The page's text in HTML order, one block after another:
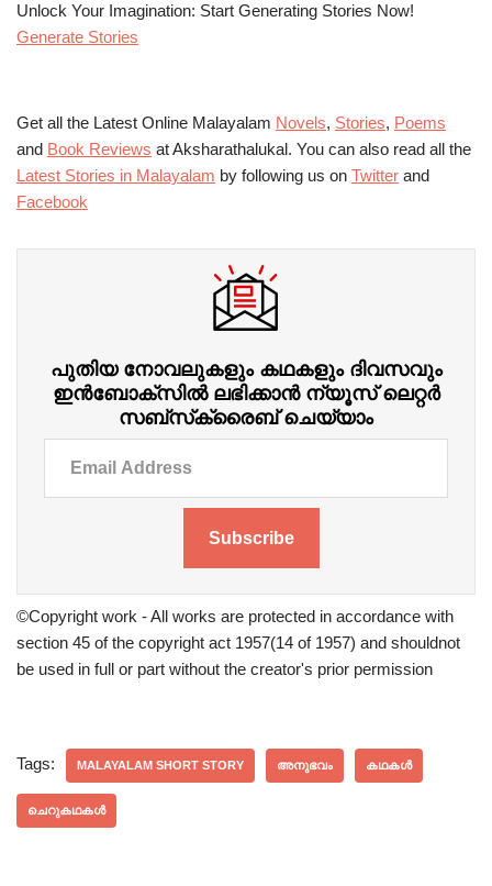
Unlock Your Imagination: Start Generating Stories Now!
Generate Stories
Get all the Latest Online Malayalam Novels, Stories, Poems
and Book Reviews at Aksharathalukal. You can also read all the
Latest Stories in Malayalam by following us on Twitter and
Facebook
പുതിയ നോവലുകളും കഥകളും ദിവസവും
ഇന്‍ബോക്‌സില്‍ ലഭിക്കാന്‍ ന്യൂസ് ലെറ്റർ
സബ്‌സ്‌ക്രൈബ് ചെയ്യാം
Subscribe
©Copyright work - All works are protected in accordance with
section 45 of the copyright act 1957(14 of 1957) and shouldnot
be used in full or part without the creator's prior permission
Tags: MALAYALAM SHORT STORY അനുഭവം കഥകൾ
ചെറുകഥകൾ